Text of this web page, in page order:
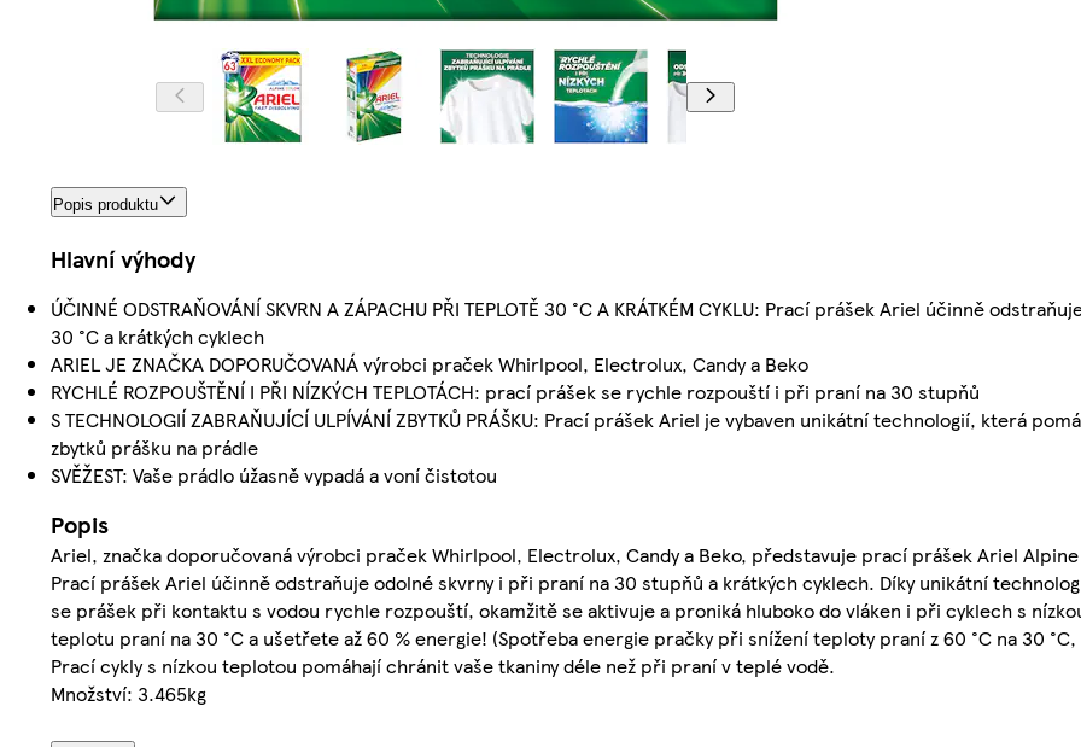
Popis produktu
Hlavní výhody
ÚČINNÉ ODSTRAŇOVÁNÍ SKVRN A ZÁPACHU PŘI TEPLOTĚ 30 °C A KRÁTKÉM CYKLU: Prací prášek Ariel účinně
30 °C a krátkých cyklech
ARIEL JE ZNAČKA DOPORUČOVANÁ výrobci praček Whirlpool, Electrolux, Candy a Beko
RYCHLÉ ROZPOUŠTĚNÍ I PŘI NÍZKÝCH TEPLOTÁCH: prací prášek se rychle rozpouští i při praní na 30 stupňů
S TECHNOLOGIÍ ZABRAŇUJÍCÍ ULPÍVÁNÍ ZBYTKŮ PRÁŠKU: Prací prášek Ariel je vybaven unikátní technologií, která
zbytků prášku na prádle
SVĚŽEST: Vaše prádlo úžasně vypadá a voní čistotou
Popis
Ariel, značka doporučovaná výrobci praček Whirlpool, Electrolux, Candy a Beko, představuje prací prášek Ariel
Prací prášek Ariel účinně odstraňuje odolné skvrny i při praní na 30 stupňů a krátkých cyklech. Díky unikátní
se prášek při kontaktu s vodou rychle rozpouští, okamžitě se aktivuje a proniká hluboko do vláken i při cyklech s
teplotu praní na 30 °C a ušetřete až 60 % energie! (Spotřeba energie pračky při snížení teploty praní z 60 °C na 30
Prací cykly s nízkou teplotou pomáhají chránit vaše tkaniny déle než při praní v teplé vodě.
Množství: 3.465kg